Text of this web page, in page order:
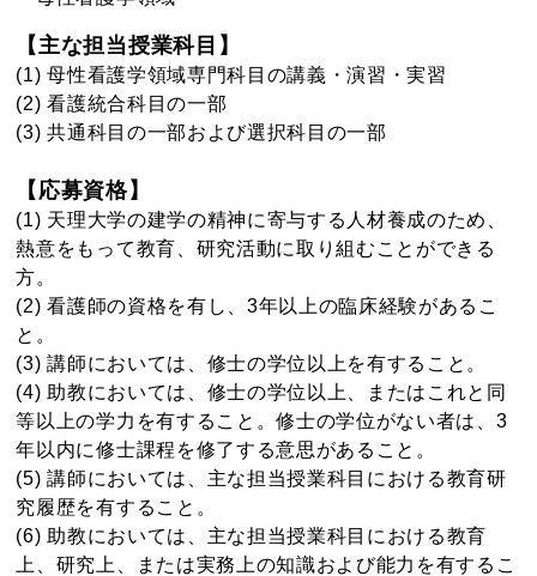
【主な担当授業科目】
(1) 母性看護学領域専門科目の講義・演習・実習
(2) 看護統合科目の一部
(3) 共通科目の一部および選択科目の一部
【応募資格】
(1) 天理大学の建学の精神に寄与する人材養成のため、
熱意をもって教育、研究活動に取り組むことができる
方。
(2) 看護師の資格を有し、3年以上の臨床経験があるこ
と。
(3) 講師においては、修士の学位以上を有すること。
(4) 助教においては、修士の学位以上、またはこれと同
等以上の学力を有すること。修士の学位がない者は、3
年以内に修士課程を修了する意思があること。
(5) 講師においては、主な担当授業科目における教育研
究履歴を有すること。
(6) 助教においては、主な担当授業科目における教育
上、研究上、または実務上の知識および能力を有するこ